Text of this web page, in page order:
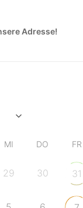
Adresse!
MI DO FR
29 30 31